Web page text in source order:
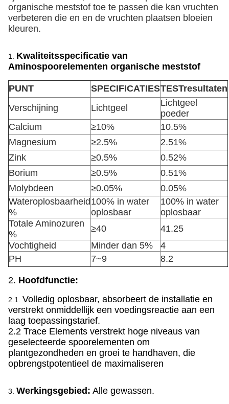
organische meststof toe te passen die kan vruchten
verbeteren die en en de vruchten plaatsen bloeien
kleuren.
1. Kwaliteitsspecificatie van
Aminospoorelementen organische meststof
PUNT SPECIFICATIESTESTresultaten
Verschijning
Lichtgeel
Lichtgeel
poeder
Calcium
≥10%
10.5%
Magnesium
≥2.5%
2.51%
Zink
≥0.5%
0.52%
Borium
≥0.5%
0.51%
Molybdeen
≥0.05%
0.05%
Wateroplosbaarheid
%
100% in water
oplosbaar
100% in water
oplosbaar
Totale Aminozuren
%
≥40
41.25
Vochtigheid
Minder dan 5%
4
PH
7~9 8.2
2. Hoofdfunctie:
2.1. Volledig oplosbaar, absorbeert de installatie en
verstrekt onmiddellijk een voedingsreactie aan een
laag toepassingstarief.
2.2 Trace Elements verstrekt hoge niveaus van
geselecteerde spoorelementen om
plantgezondheden en groei te handhaven, die
opbrengstpotentieel de maximaliseren
3. Werkingsgebied: Alle gewassen.